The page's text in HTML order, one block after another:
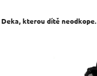
Deka, kterou dítě neodkope.